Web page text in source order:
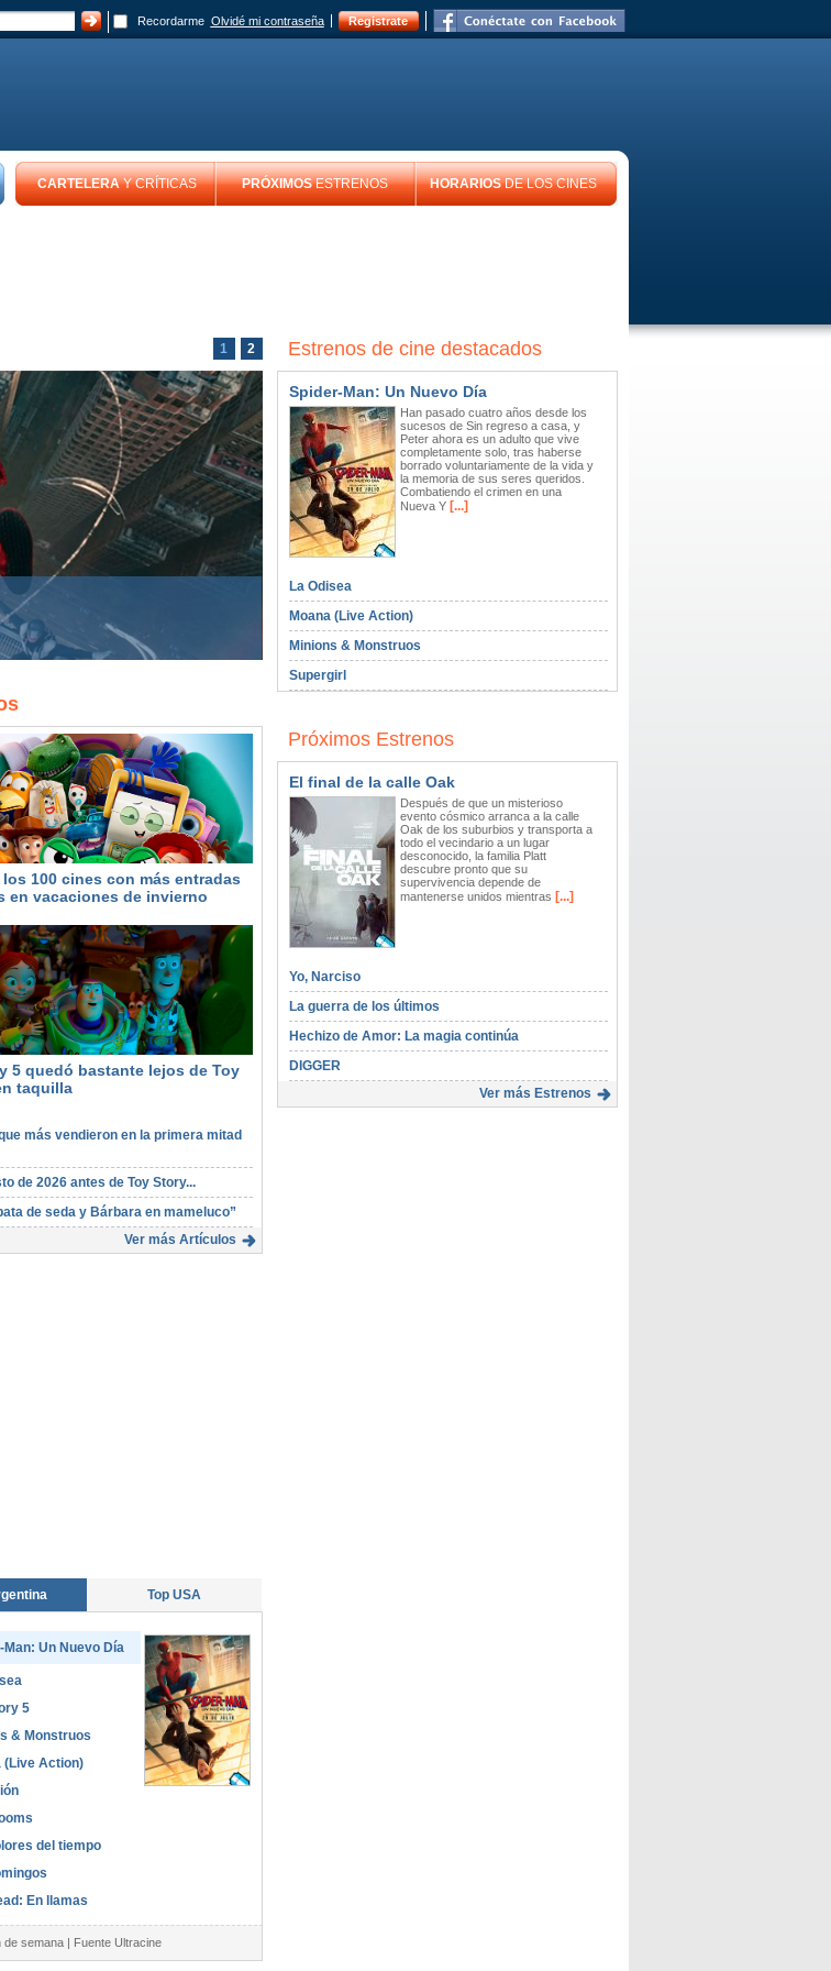
Recordarme Olvidé mi contraseña Registrate
CARTELERAY CRÍTICAS PRÓXIMOSESTRENOS HORARIOSDE LOS CINES
1 2
en vacaciones de
2 de agosto
100 cines con más entradas
en vacaciones de invierno
5 quedó bastante lejos de Toy
taquilla
más vendieron en la primera mitad
de 2026 antes de Toy Story...
de seda y Bárbara en mameluco”
Ver más Artículos
Top USA
Man: Un Nuevo Día
5
& Monstruos
(Live Action)
del tiempo
En llamas
de semana | Fuente Ultracine
Estrenos de cine destacados
Spider-Man: Un Nuevo Día
Han pasado cuatro años desde los
sucesos de Sin regreso a casa, y
Peter ahora es un adulto que vive
completamente solo, tras haberse
borrado voluntariamente de la vida y
la memoria de sus seres queridos.
Combatiendo el crimen en una
Nueva Y[...]
La Odisea
Moana (Live Action)
Minions & Monstruos
Supergirl
Próximos Estrenos
El final de la calle Oak
Después de que un misterioso
evento cósmico arranca a la calle
Oak de los suburbios y transporta a
todo el vecindario a un lugar
desconocido, la familia Platt
descubre pronto que su
supervivencia depende de
mantenerse unidos mientras [...]
Yo, Narciso
La guerra de los últimos
Hechizo de Amor: La magia continúa
DIGGER
Ver más Estrenos